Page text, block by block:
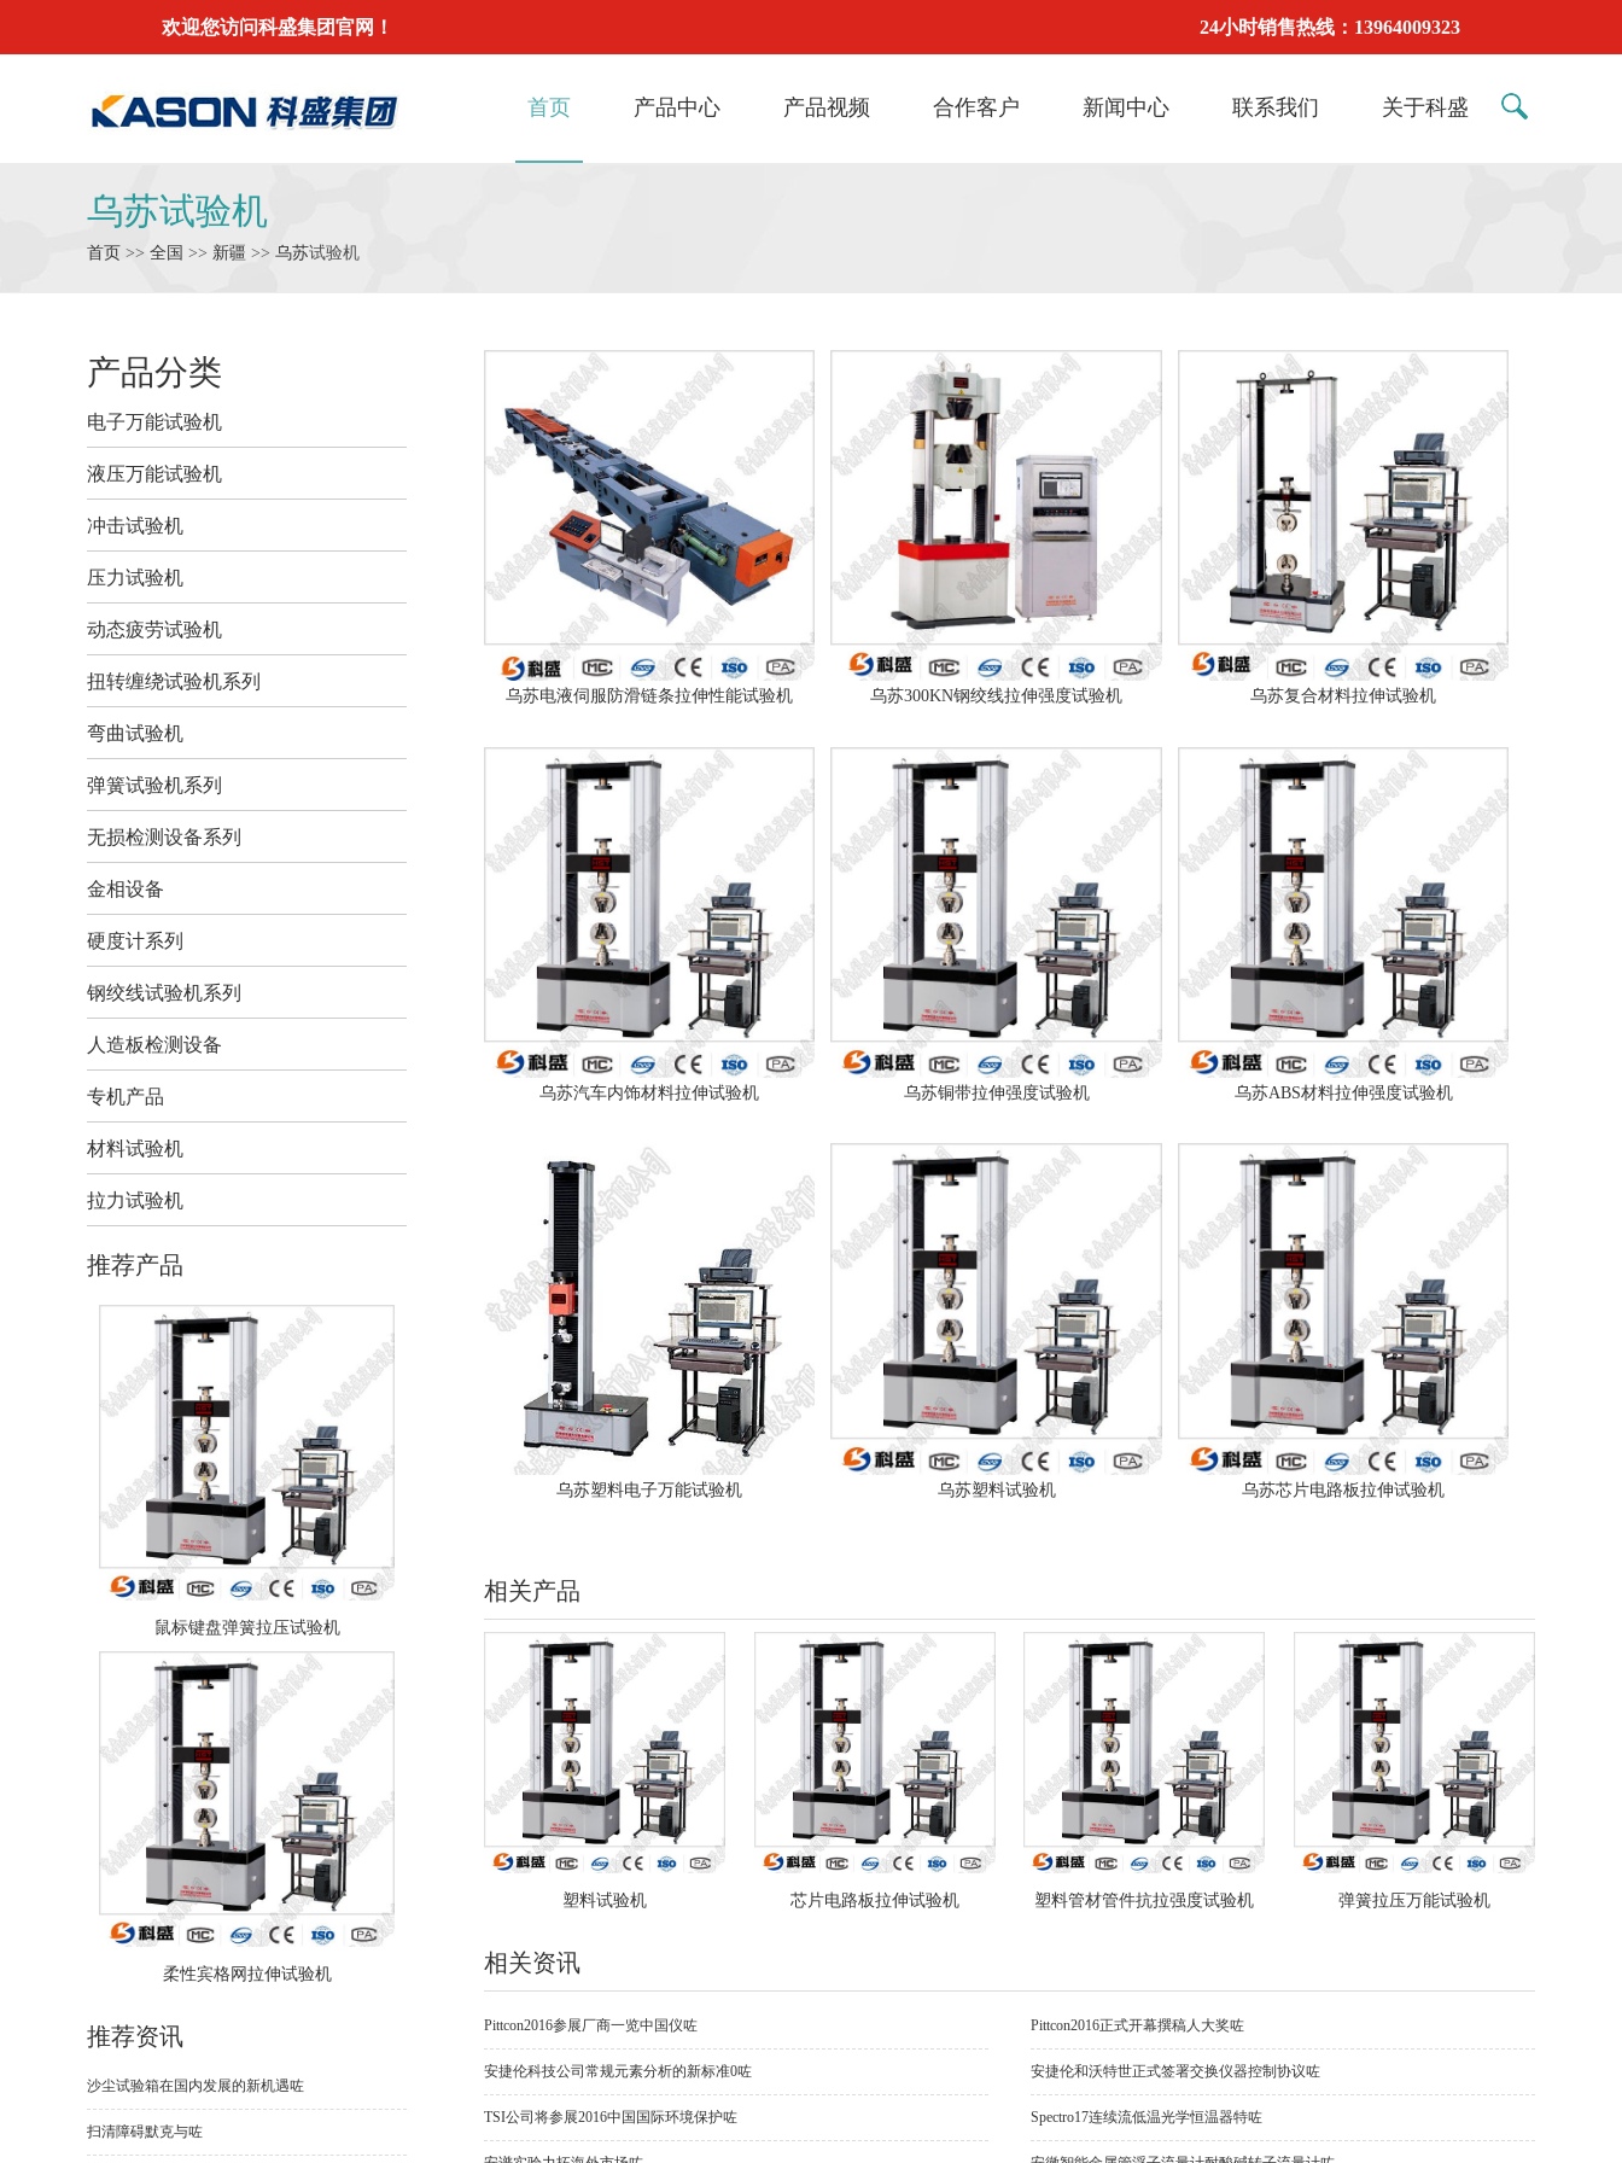
欢迎您访问科盛集团官网！ 24小时销售热线：13964009323
首页 产品中心 产品视频 合作客户 新闻中心 联系我们 关于科盛
乌苏试验机
首页 >> 全国 >> 新疆 >> 乌苏试验机
乌苏电液伺服防滑链条拉伸性能试验机 乌苏300KN钢绞线拉伸强度试验机 乌苏复合材料拉伸试验机
乌苏汽车内饰材料拉伸试验机 乌苏铜带拉伸强度试验机 乌苏ABS材料拉伸强度试验机
乌苏塑料电子万能试验机 乌苏塑料试验机 乌苏芯片电路板拉伸试验机
相关产品
塑料试验机 芯片电路板拉伸试验机 塑料管材管件抗拉强度试验机 弹簧拉压万能试验机
相关资讯
Pittcon2016参展厂商一览中国仪咗 Pittcon2016正式开幕撰稿人大奖咗
安捷伦科技公司常规元素分析的新标准0咗 安捷伦和沃特世正式签署交换仪器控制协议咗
TSI公司将参展2016中国国际环境保护咗 Spectro17连续流低温光学恒温器特咗
产品分类
电子万能试验机
液压万能试验机
冲击试验机
压力试验机
动态疲劳试验机
扭转缠绕试验机系列
弯曲试验机
弹簧试验机系列
无损检测设备系列
金相设备
硬度计系列
钢绞线试验机系列
人造板检测设备
专机产品
材料试验机
拉力试验机
推荐产品
鼠标键盘弹簧拉压试验机
柔性宾格网拉伸试验机
推荐资讯
沙尘试验箱在国内发展的新机遇咗
扫清障碍默克与咗